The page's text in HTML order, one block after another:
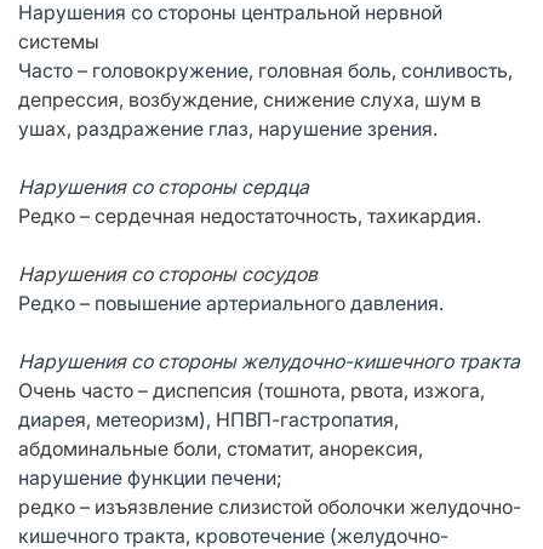
Нарушения со стороны центральной нервной
системы
Часто – головокружение, головная боль, сонливость,
депрессия, возбуждение, снижение слуха, шум в
ушах, раздражение глаз, нарушение зрения.
Нарушения со стороны сердца
Редко – сердечная недостаточность, тахикардия.
Нарушения со стороны сосудов
Редко – повышение артериального давления.
Нарушения со стороны желудочно-кишечного тракта
Очень часто – диспепсия (тошнота, рвота, изжога,
диарея, метеоризм), НПВП-гастропатия,
абдоминальные боли, стоматит, анорексия,
нарушение функции печени;
редко – изъязвление слизистой оболочки желудочно-
кишечного тракта, кровотечение (желудочно-